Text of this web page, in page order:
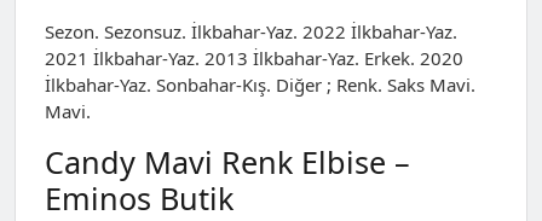
Sezon. Sezonsuz. İlkbahar-Yaz. 2022 İlkbahar-Yaz.
2021 İlkbahar-Yaz. 2013 İlkbahar-Yaz. Erkek. 2020
İlkbahar-Yaz. Sonbahar-Kış. Diğer ; Renk. Saks Mavi.
Mavi.
Candy Mavi Renk Elbise –
Eminos Butik